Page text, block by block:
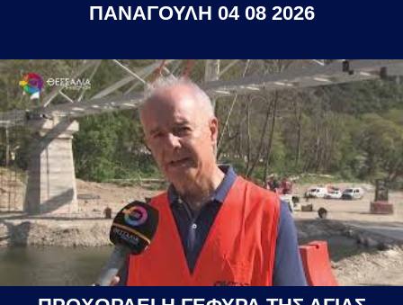
ΠΑΝΑΓΟΥΛΗ 04 08 2026